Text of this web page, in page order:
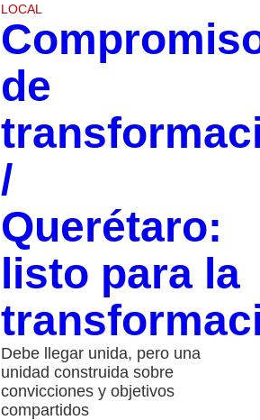
LOCAL
de
/
Querétaro:
listo para la
Debe llegar unida, pero una
unidad construida sobre
convicciones y objetivos
compartidos